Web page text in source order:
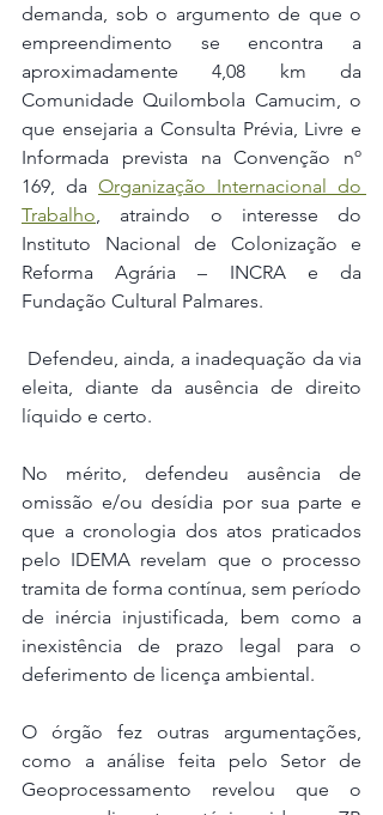
demanda, sob o argumento de que o
empreendimento se encontra a
aproximadamente 4,08 km da
Comunidade Quilombola Camucim, o
que ensejaria a Consulta Prévia, Livre e
Informada prevista na Convenção nº
169, da Organização Internacional do
Trabalho, atraindo o interesse do
Instituto Nacional de Colonização e
Reforma Agrária – INCRA e da
Fundação Cultural Palmares.
eleita, diante da ausência de direito
líquido e certo.
No mérito, defendeu ausência de
omissão e/ou desídia por sua parte e
que a cronologia dos atos praticados
pelo IDEMA revelam que o processo
tramita de forma contínua, sem período
de inércia injustificada, bem como a
inexistência de prazo legal para o
deferimento de licença ambiental.
O órgão fez outras argumentações,
como a análise feita pelo Setor de
Geoprocessamento revelou que o